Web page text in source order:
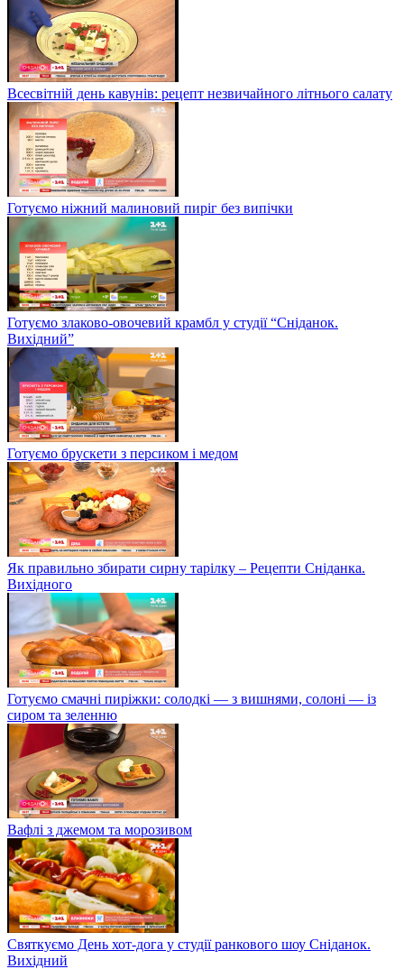
Всесвітній день кавунів: рецепт незвичайного літнього салату
Готуємо ніжний малиновий пиріг без випічки
Готуємо злаково-овочевий крамбл у студії “Сніданок.
Вихідний”
Готуємо брускети з персиком і медом
Як правильно збирати сирну тарілку – Рецепти Сніданка.
Вихідного
Готуємо смачні пиріжки: солодкі — з вишнями, солоні — із
сиром та зеленню
Вафлі з джемом та морозивом
Святкуємо День хот-дога у студії ранкового шоу Сніданок.
Вихідний